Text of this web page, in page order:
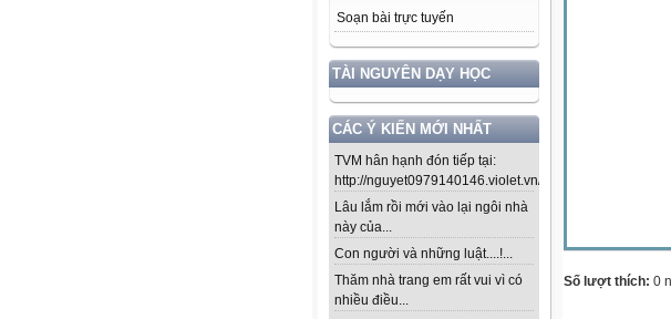
Soạn bài trực tuyến
TÀI NGUYÊN DẠY HỌC
CÁC Ý KIẾN MỚI NHẤT
TVM hân hạnh đón tiếp tại:
http://nguyet0979140146.violet.vn/...
Lâu lắm rồi mới vào lại ngôi nhà
này của...
Con người và những luật....!...
Thăm nhà trang em rất vui vì có
nhiều điều...
Số lượt thích: 0